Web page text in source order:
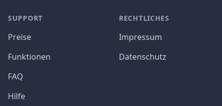
SUPPORT
Preise
Funktionen
FAQ
Hilfe
RECHTLICHES
Impressum
Datenschutz